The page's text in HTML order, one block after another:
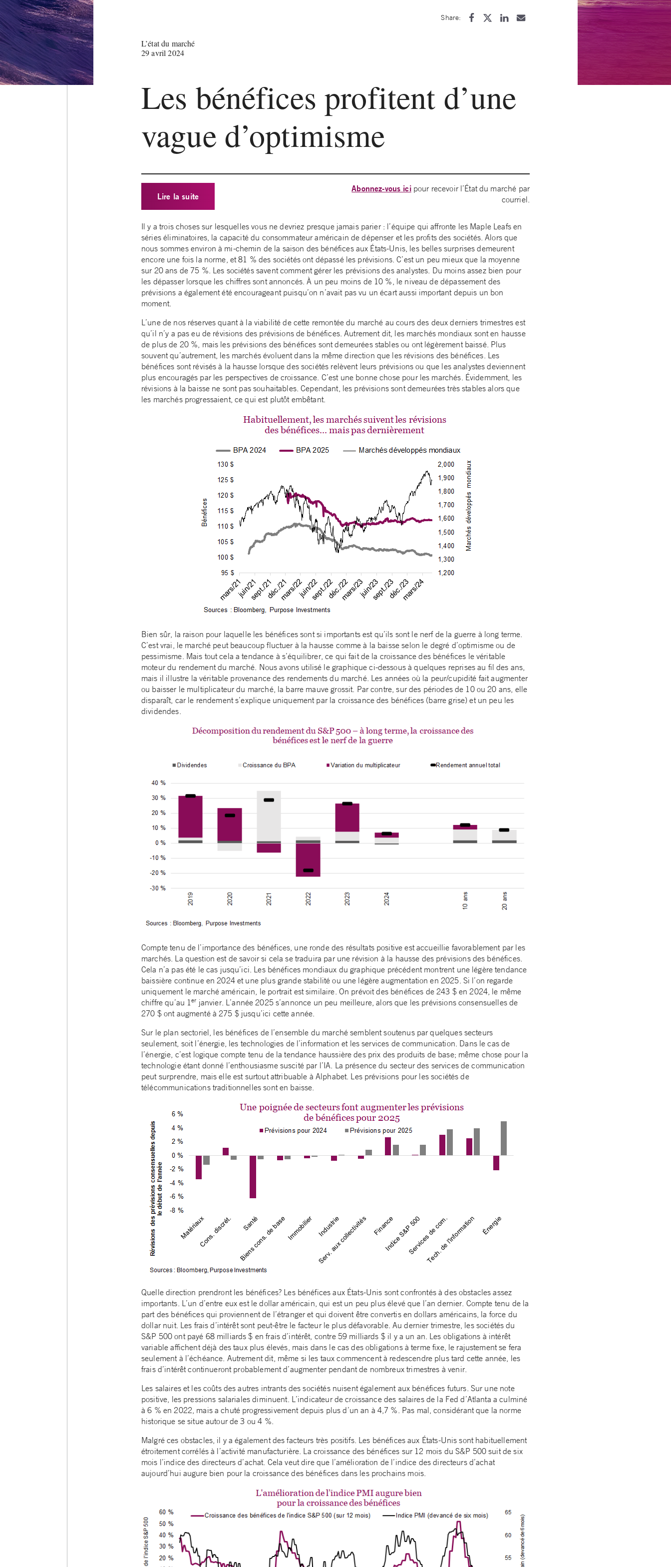
Share:
L’état du marché
29 avril 2024
Les bénéfices profitent d’une
vague d’optimisme
Lire la suite
Abonnez-vous icipour recevoir l’État du marché par
courriel.
Il y a trois choses sur lesquelles vous ne devriez presque jamais parier : l’équipe qui affronte les Maple Leafs en
séries éliminatoires, la capacité du consommateur américain de dépenser et les profits des sociétés. Alors que
nous sommes environ à mi-chemin de la saison des bénéfices aux États-Unis, les belles surprises demeurent
encore une fois la norme, et 81 % des sociétés ont dépassé les prévisions. C’est un peu mieux que la moyenne
sur 20 ans de 75 %. Les sociétés savent comment gérer les prévisions des analystes. Du moins assez bien pour
les dépasser lorsque les chiffres sont annoncés. À un peu moins de 10 %, le niveau de dépassement des
prévisions a également été encourageant puisqu’on n’avait pas vu un écart aussi important depuis un bon
moment.
L’une de nos réserves quant à la viabilité de cette remontée du marché au cours des deux derniers trimestres est
qu’il n’y a pas eu de révisions des prévisions de bénéfices. Autrement dit, les marchés mondiaux sont en hausse
de plus de 20 %, mais les prévisions des bénéfices sont demeurées stables ou ont légèrement baissé. Plus
souvent qu’autrement, les marchés évoluent dans la même direction que les révisions des bénéfices. Les
bénéfices sont révisés à la hausse lorsque des sociétés relèvent leurs prévisions ou que les analystes deviennent
plus encouragés par les perspectives de croissance. C’est une bonne chose pour les marchés. Évidemment, les
révisions à la baisse ne sont pas souhaitables. Cependant, les prévisions sont demeurées très stables alors que
les marchés progressaient, ce qui est plutôt embêtant.
Bien sûr, la raison pour laquelle les bénéfices sont si importants est qu’ils sont le nerf de la guerre à long terme.
C’est vrai, le marché peut beaucoup fluctuer à la hausse comme à la baisse selon le degré d’optimisme ou de
pessimisme. Mais tout cela a tendance à s’équilibrer, ce qui fait de la croissance des bénéfices le véritable
moteur du rendement du marché. Nous avons utilisé le graphique ci-dessous à quelques reprises au fil des ans,
mais il illustre la véritable provenance des rendements du marché. Les années où la peur/cupidité fait augmenter
ou baisser le multiplicateur du marché, la barre mauve grossit. Par contre, sur des périodes de 10 ou 20 ans, elle
disparaît, car le rendement s’explique uniquement par la croissance des bénéfices (barre grise) et un peu les
dividendes.
Compte tenu de l’importance des bénéfices, une ronde des résultats positive est accueillie favorablement par les
marchés. La question est de savoir si cela se traduira par une révision à la hausse des prévisions des bénéfices.
Cela n’a pas été le cas jusqu’ici. Les bénéfices mondiaux du graphique précédent montrent une légère tendance
baissière continue en 2024 et une plus grande stabilité ou une légère augmentation en 2025. Si l’on regarde
uniquement le marché américain, le portrait est similaire. On prévoit des bénéfices de 243 $ en 2024, le même
chiffre qu’au 1er janvier. L’année 2025 s’annonce un peu meilleure, alors que les prévisions consensuelles de
270 $ ont augmenté à 275 $ jusqu’ici cette année.
Sur le plan sectoriel, les bénéfices de l’ensemble du marché semblent soutenus par quelques secteurs
seulement, soit l’énergie, les technologies de l’information et les services de communication. Dans le cas de
l’énergie, c’est logique compte tenu de la tendance haussière des prix des produits de base; même chose pour la
technologie étant donné l’enthousiasme suscité par l’IA. La présence du secteur des services de communication
peut surprendre, mais elle est surtout attribuable à Alphabet. Les prévisions pour les sociétés de
télécommunications traditionnelles sont en baisse.
Quelle direction prendront les bénéfices? Les bénéfices aux États-Unis sont confrontés à des obstacles assez
importants. L’un d’entre eux est le dollar américain, qui est un peu plus élevé que l’an dernier. Compte tenu de la
part des bénéfices qui proviennent de l’étranger et qui doivent être convertis en dollars américains, la force du
dollar nuit. Les frais d’intérêt sont peut-être le facteur le plus défavorable. Au dernier trimestre, les sociétés du
S&P 500 ont payé 68 milliards $ en frais d’intérêt, contre 59 milliards $ il y a un an. Les obligations à intérêt
variable affichent déjà des taux plus élevés, mais dans le cas des obligations à terme fixe, le rajustement se fera
seulement à l’échéance. Autrement dit, même si les taux commencent à redescendre plus tard cette année, les
frais d’intérêt continueront probablement d’augmenter pendant de nombreux trimestres à venir.
Les salaires et les coûts des autres intrants des sociétés nuisent également aux bénéfices futurs. Sur une note
positive, les pressions salariales diminuent. L’indicateur de croissance des salaires de la Fed d’Atlanta a culminé
à 6 % en 2022, mais a chuté progressivement depuis plus d’un an à 4,7 %. Pas mal, considérant que la norme
historique se situe autour de 3 ou 4 %.
Malgré ces obstacles, il y a également des facteurs très positifs. Les bénéfices aux États-Unis sont habituellement
étroitement corrélés à l’activité manufacturière. La croissance des bénéfices sur 12 mois du S&P 500 suit de six
mois l’indice des directeurs d’achat. Cela veut dire que l’amélioration de l’indice des directeurs d’achat
aujourd’hui augure bien pour la croissance des bénéfices dans les prochains mois.